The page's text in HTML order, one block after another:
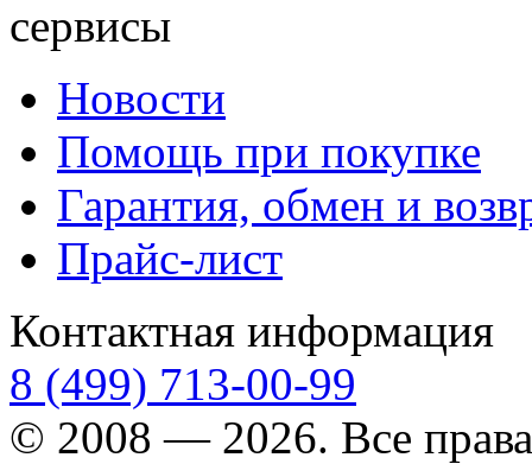
сервисы
Новости
Помощь при покупке
Гарантия, обмен и
Прайс-лист
Контактная информация
8 (499) 713-00-99
© 2008 — 2026. Все